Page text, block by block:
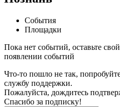
События
Площадки
Пока нет событий, оставьте
появлении событий
Что-то пошло не так,
службу поддержки.
Пожалуйста, дождитесь
Спасибо за подписку!